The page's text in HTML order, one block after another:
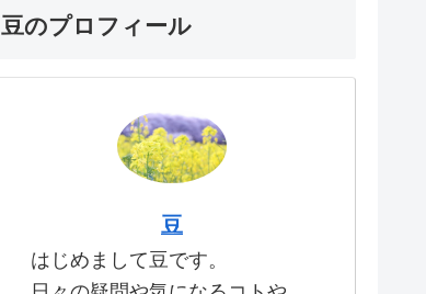
豆のプロフィール
豆
はじめまして豆です。